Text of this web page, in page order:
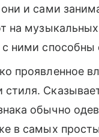
и сами
на
ними
проявленное
обычно
в самых